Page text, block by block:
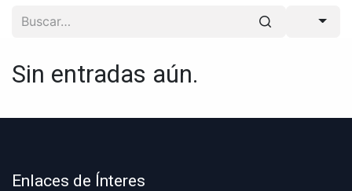
Sin entradas aún.
Enlaces de Ínteres